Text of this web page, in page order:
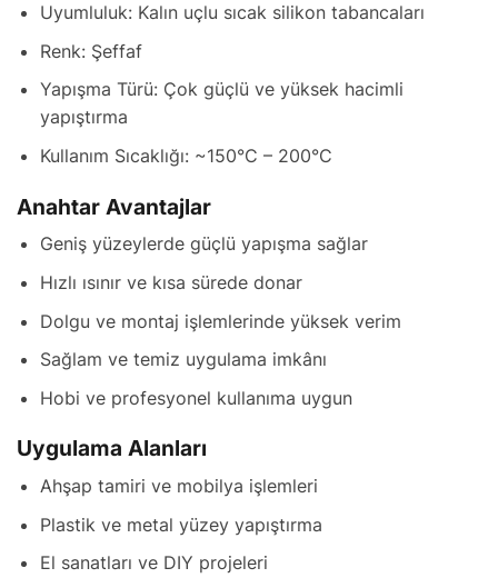
Uyumluluk: Kalın uçlu sıcak silikon tabancaları
Renk: Şeffaf
Yapışma Türü: Çok güçlü ve yüksek hacimli
yapıştırma
Kullanım Sıcaklığı: ~150°C – 200°C
Anahtar Avantajlar
Geniş yüzeylerde güçlü yapışma sağlar
Hızlı ısınır ve kısa sürede donar
Dolgu ve montaj işlemlerinde yüksek verim
Sağlam ve temiz uygulama imkânı
Hobi ve profesyonel kullanıma uygun
Uygulama Alanları
Ahşap tamiri ve mobilya işlemleri
Plastik ve metal yüzey yapıştırma
El sanatları ve DIY projeleri